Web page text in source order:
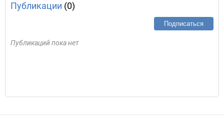
Публикации (0)
Подписаться
Публикаций пока нет